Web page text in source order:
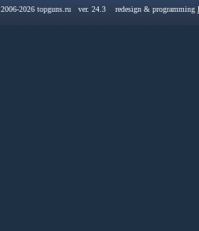
2006-2026 topguns.ru ver. 24.3 redesign & programming